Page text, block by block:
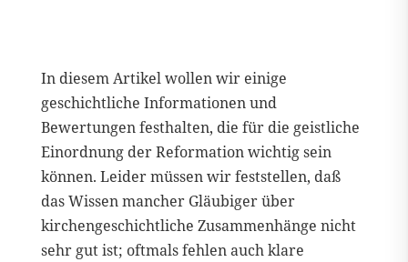
In diesem Artikel wollen wir einige
geschichtliche Informationen und
Bewertungen festhalten, die für die geistliche
Einordnung der Reformation wichtig sein
können. Leider müssen wir feststellen, daß
das Wissen mancher Gläubiger über
kirchengeschichtliche Zusammenhänge nicht
sehr gut ist; oftmals fehlen auch klare